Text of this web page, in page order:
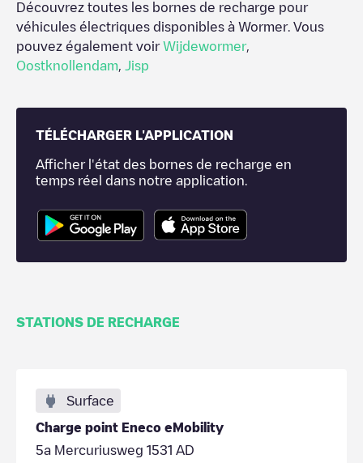
Découvrez toutes les bornes de recharge pour
véhicules électriques disponibles à Wormer. Vous
pouvez également voirWijdewormer,
Oostknollendam
Jisp
TÉLÉCHARGER L'APPLICATION
Afficher l'état des bornes de recharge en
temps réel dans notre application.
STATIONS DE RECHARGE
Surface
Charge point Eneco eMobility
5a Mercuriusweg 1531 AD